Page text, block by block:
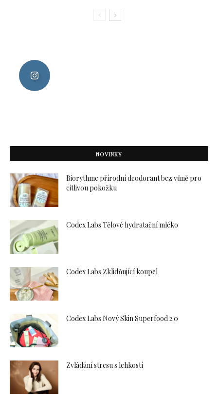
NOVINKY
Biorythme přírodní deodorant bez vůně pro
citlivou pokožku
Codex Labs Tělové hydratační mléko
Codex Labs Zklidňující koupel
Codex Labs Nový Skin Superfood 2.0
Zvládání stresu s lehkostí